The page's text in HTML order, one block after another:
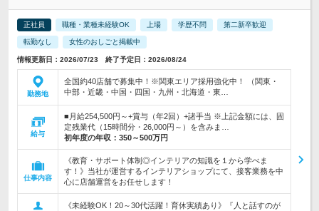
正社員 職種・業種未経験OK 上場 学歴不問 第二新卒歓迎
転勤なし 女性のおしごと掲載中
情報更新日：2026/07/23 終了予定日：2026/08/24
勤務地
全国約40店舗で募集中！※関東エリア採用強化中！ （関東・
中部・近畿・中国・四国・九州・北海道・東…
給与
■月給254,500円～+賞与（年2回）+諸手当 ※上記金額には、固
定残業代（15時間分・26,000円～）を含みま…
初年度の年収： 350～500万円
仕事内容
《教育・サポート体制◎インテリアの知識を１から学べま
す！》当社が運営するインテリアショップにて、接客業務を中
心に店舗運営をお任せします！
《未経験OK！20～30代活躍！育休実績あり》『人と話すのが